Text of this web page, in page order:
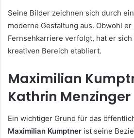
Seine Bilder zeichnen sich durch
moderne Gestaltung aus. Obwohl
Fernsehkarriere verfolgt, hat er
kreativen Bereich etabliert.
Maximilian
Kathrin Menzinger
Ein wichtiger Grund für das
Maximilian Kumptner ist seine